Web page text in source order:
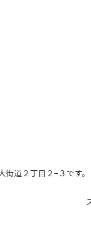
道２丁目２−３です。